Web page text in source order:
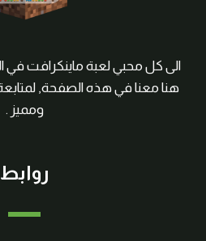
الى كل محبي لعبة ماينكرافت في
هنا معنا في هذه الصفحة,
ومميز .
روابط